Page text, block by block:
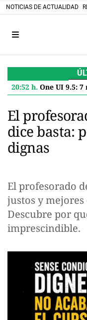
NOTICIAS DE ACTUALIDAD
20:52 h. One UI 9.5: 7
El
dice basta:
dignas
El profesorado
justos y
Descubre por
imprescindible.